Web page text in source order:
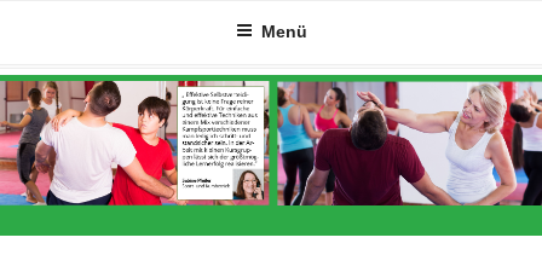
springen
Menü